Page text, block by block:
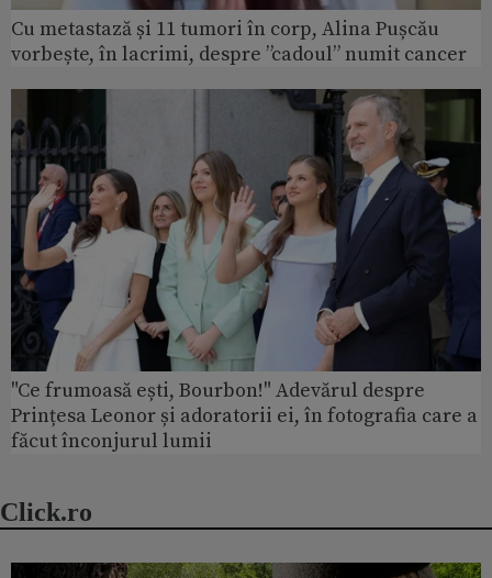
Cu metastază și 11 tumori în corp, Alina Pușcău
vorbește, în lacrimi, despre ”cadoul” numit cancer
"Ce frumoasă ești, Bourbon!" Adevărul despre
Prințesa Leonor și adoratorii ei, în fotografia care a
făcut înconjurul lumii
Click.ro